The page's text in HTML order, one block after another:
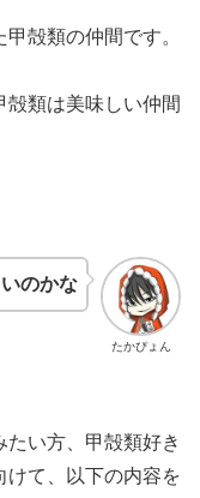
殻類の仲間です。
殻類は美味しい仲間
たかぴょん
のかな
い方、甲殻類好き
けて、以下の内容を